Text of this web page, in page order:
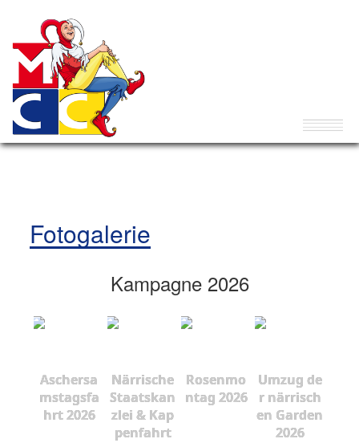
Fotogalerie
Kampagne 2026
Aschersa
mstagsfa
hrt 2026
Närrische
Staatskan
zlei & Kap
penfahrt
Rosenmo
ntag 2026
Umzug de
r närrisch
en Garden
2026